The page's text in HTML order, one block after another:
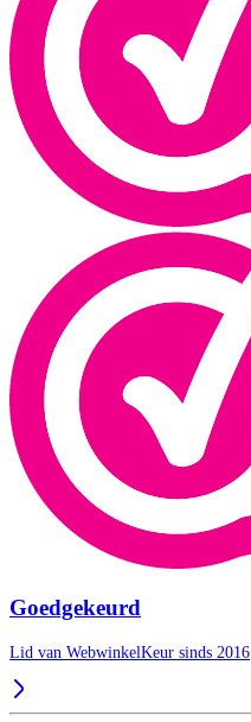
Goedgekeurd
Lid van WebwinkelKeur sinds 2016